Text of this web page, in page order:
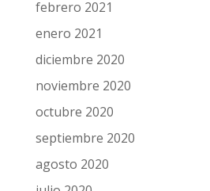
febrero 2021
enero 2021
diciembre 2020
noviembre 2020
octubre 2020
septiembre 2020
agosto 2020